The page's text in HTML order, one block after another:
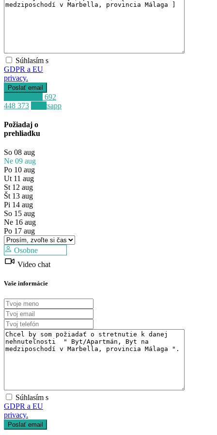
Mimo trhu
Súhlasím s
GDPR a EU
privacy.
+34 692
448 373
Whatsapp
Požiadaj o
prehliadku
So 08 aug
Ne 09 aug
Po 10 aug
Ut 11 aug
St 12 aug
Št 13 aug
Pi 14 aug
So 15 aug
Ne 16 aug
Po 17 aug
Osobne
Video chat
Vaše informácie
Súhlasím s
GDPR a EU
privacy.